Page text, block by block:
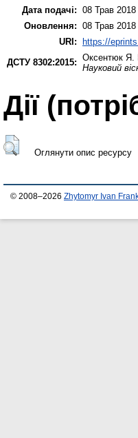
Дата подачі: 08 Трав
Оновлення: 08 Трав
URI: https://
ДСТУ 8302:2015: Оксентюк Я.
Науковий
Дії
Оглянути опис ресурсу
© 2008–2026 Zhytomyr Ivan